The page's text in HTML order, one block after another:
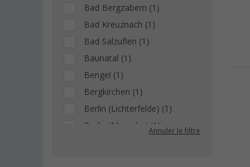
Bad Bergzabern (1)
Bad Kreuznach (1)
Bad Salzuflen (1)
Baunatal (1)
Bengel (1)
Bergkirchen (1)
Berlin (Lichterfelde) (1)
Berlin (Marzahn) (1)
Annuler le filtre